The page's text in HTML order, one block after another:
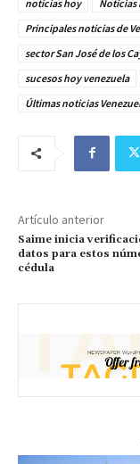
noticias hoy
Noticias
Principales noticias de
sector San José de los
sucesos hoy venezuela
Últimas noticias
Artículo anterior
Saime inicia
datos para estos
cédula